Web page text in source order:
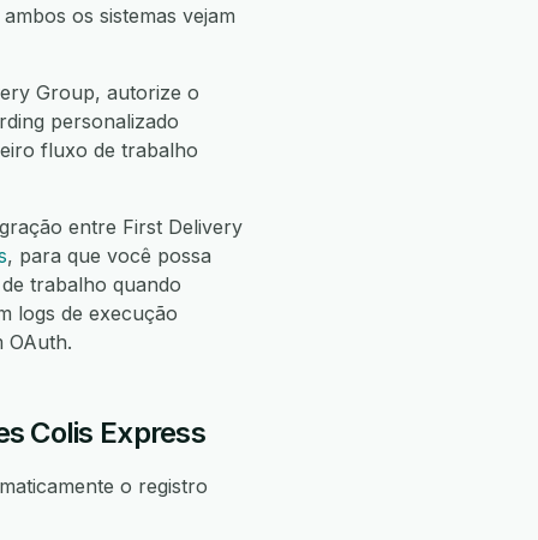
os sistemas vejam
Group, autorize o
personalizado
fluxo de trabalho
entre First Delivery
, para que você possa
trabalho quando
logs de execução
OAuth.
Colis Express
o registro